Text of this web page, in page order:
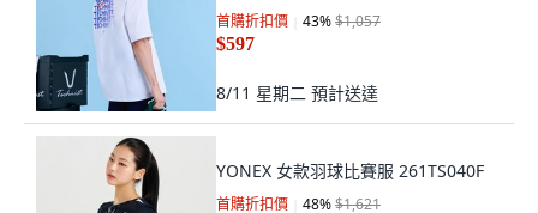
首購折扣價 43%$1,057
$597
8/11 星期二 預計送達
YONEX 女款羽球比賽服 261TS040F
首購折扣價 48%$1,621